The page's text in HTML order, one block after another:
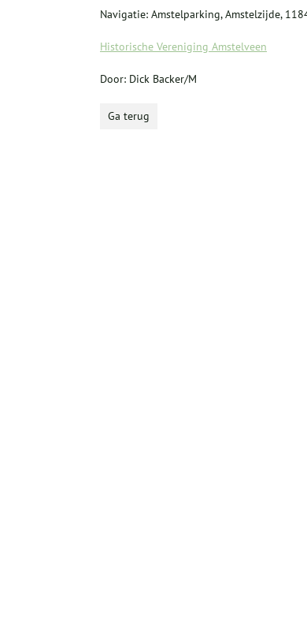
Navigatie: Amstelparking, Amstelzijde,
Historische Vereniging Amstelveen
Door: Dick Backer/M
Ga terug